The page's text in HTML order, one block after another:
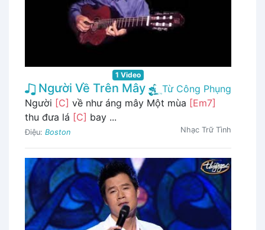
1 Video
Người Về Trên Mây
Từ Công Phụng
Người [C] về như áng mây Một mùa [Em7]
thu đưa lá [C] bay ...
Điệu: Boston Nhạc Trữ Tình